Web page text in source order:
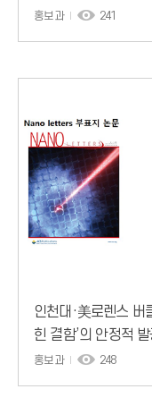
홍보과 241
인천대·美로렌스 버
힌 결함’의 안정적
홍보과 248